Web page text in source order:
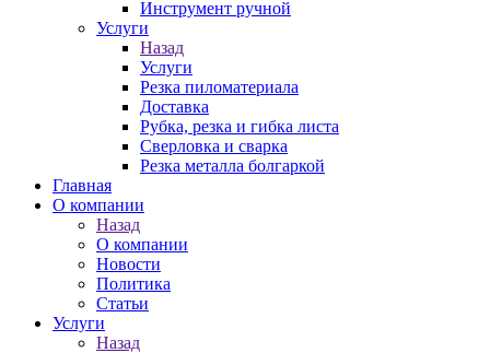
Инструмент ручной
Услуги
Назад
Услуги
Резка пиломатериала
Доставка
Рубка, резка и гибка листа
Сверловка и сварка
Резка металла болгаркой
Главная
О компании
Назад
О компании
Новости
Политика
Статьи
Услуги
Назад